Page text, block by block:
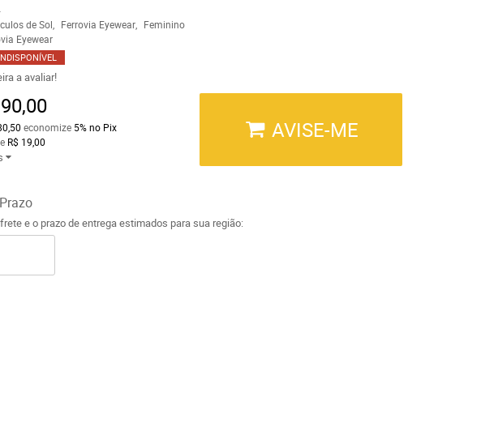
de Sol Ferrovia Eyewear
Feminino
Eyewear
a avaliar!
economize 5% no Pix
R$ 19,00 AVISE-ME
e o prazo de entrega estimados para sua região: